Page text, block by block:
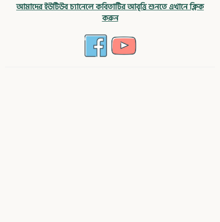
আমাদের ইউটিউব চ্যানেলে কবিতাটির আবৃত্তি শুনতে এখানে ক্লিক
করুন